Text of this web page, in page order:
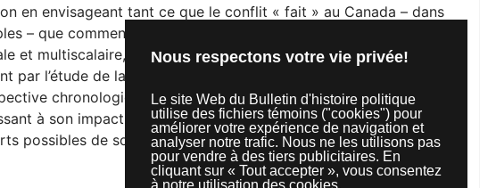
Nous respectons votre vie privée!
Le site Web du Bulletin d'histoire politique
utilise des fichiers témoins ("cookies") pour
améliorer votre expérience de navigation et
analyser notre trafic. Nous ne les utilisons pas
pour vendre à des tiers publicitaires. En
cliquant sur « Tout accepter », vous consentez
à notre utilisation des cookies.
en envisageant tant ce que le conflit « fait » au Canada – dans
– que comment le pays s’y engage. L’approche développée au
et multiscalaire, de l’individu à la communauté locale, de la
par l’étude de la place du Canada et des Canadiens sur la scène
chronologique large, elle interroge le conflit au prisme des
à son impact sur le Canada des années 1950. Enfin, les
possibles de sources « nouvelles » pour renouveler la